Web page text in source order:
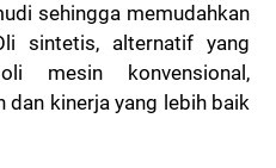
sehingga memudahkan
sintetis, alternatif yang
mesin konvensional,
dan kinerja yang lebih baik